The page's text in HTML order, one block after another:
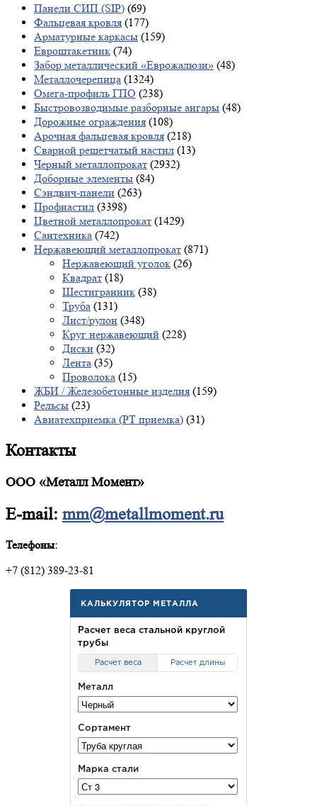
Панели СИП (SIP) (69)
Фальцевая кровля (177)
Арматурные каркасы (159)
Евроштакетник (74)
Забор металлический «Еврожалюзи» (48)
Металлочерепица (1324)
Омега-профиль ГПО (238)
Быстровозводимые разборные ангары (48)
Дорожные ограждения (108)
Арочная фальцевая кровля (218)
Сварной решетчатый настил (13)
Черный металлопрокат (2932)
Доборные элементы (84)
Сэндвич-панели (263)
Профнастил (3398)
Цветной металлопрокат (1429)
Сантехника (742)
Нержавеющий металлопрокат (871)
Нержавеющий уголок (26)
Квадрат (18)
Шестигранник (38)
Труба (131)
Лист/рулон (348)
Круг нержавеющий (228)
Диски (32)
Лента (35)
Проволока (15)
ЖБИ / Железобетонные изделия (159)
Рельсы (23)
Авиатехприемка (РТ приемка) (31)
Контакты
ООО «Металл Момент»
E-mail: mm@metallmoment.ru
Телефоны:
+7 (812) 389-23-81